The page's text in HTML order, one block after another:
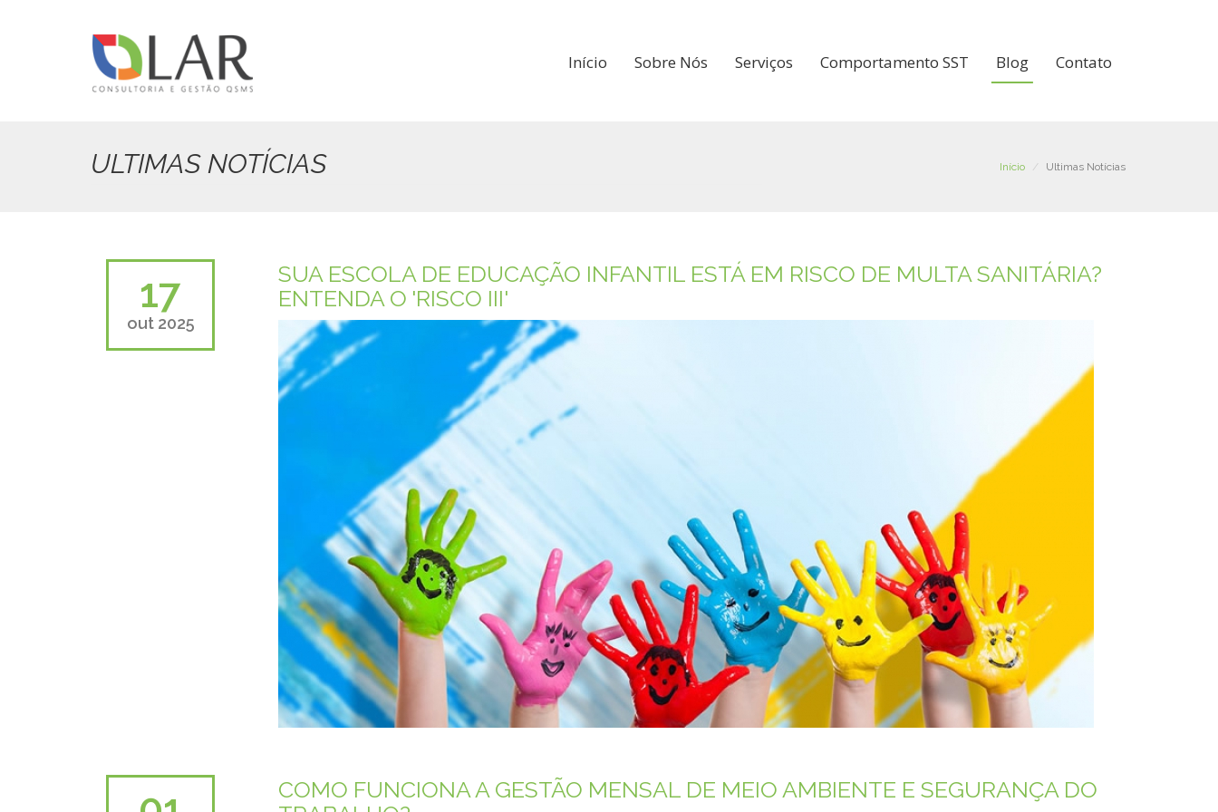
Início Sobre Nós Serviços Comportamento SST Blog Contato
ULTIMAS NOTÍCIAS Início Ultimas Notícias
17
out 2025
SUA ESCOLA DE EDUCAÇÃO INFANTIL ESTÁ EM RISCO DE MULTA SANITÁRIA?
ENTENDA O 'RISCO III'
COMO FUNCIONA A GESTÃO MENSAL DE MEIO AMBIENTE E SEGURANÇA DO